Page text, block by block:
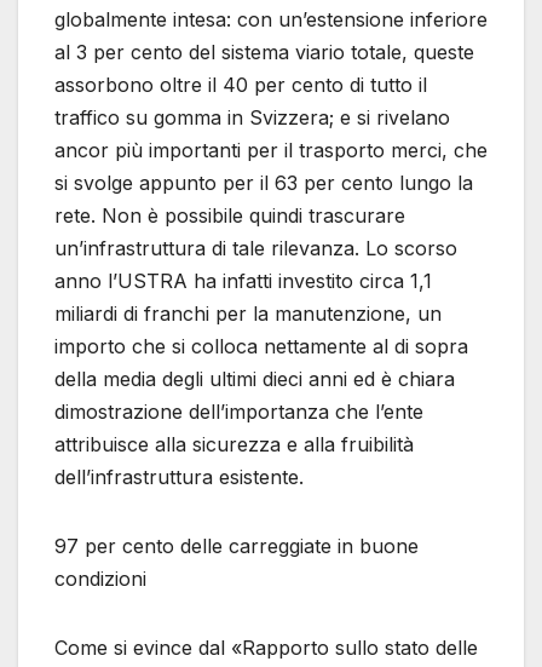
globalmente intesa: con un’estensione inferiore
al 3 per cento del sistema viario totale, queste
assorbono oltre il 40 per cento di tutto il
traffico su gomma in Svizzera; e si rivelano
ancor più importanti per il trasporto merci, che
si svolge appunto per il 63 per cento lungo la
rete. Non è possibile quindi trascurare
un’infrastruttura di tale rilevanza. Lo scorso
anno l’USTRA ha infatti investito circa 1,1
miliardi di franchi per la manutenzione, un
importo che si colloca nettamente al di sopra
della media degli ultimi dieci anni ed è chiara
dimostrazione dell’importanza che l’ente
attribuisce alla sicurezza e alla fruibilità
dell’infrastruttura esistente.
97 per cento delle carreggiate in buone
condizioni
Come si evince dal «Rapporto sullo stato delle